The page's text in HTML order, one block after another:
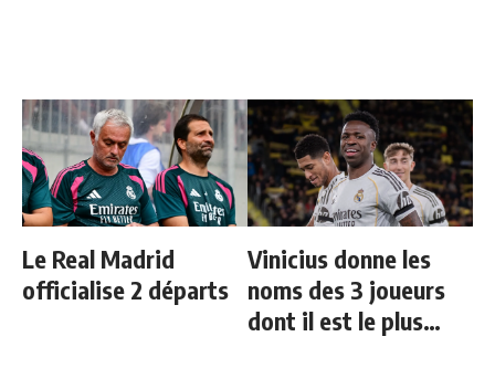
Le Real Madrid
officialise 2 départs
Vinicius donne les
noms des 3 joueurs
dont il est le plus